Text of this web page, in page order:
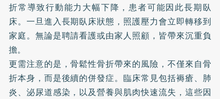
折常導致行動能力大幅下降，患者可能因此長期臥
床。一旦進入長期臥床狀態，照護壓力會立即轉移到
家庭。無論是聘請看護或由家人照顧，皆帶來沉重負
擔。
更需注意的是，骨鬆性骨折帶來的風險，不僅來自骨
折本身，而是後續的併發症。臨床常見包括褥瘡、肺
炎、泌尿道感染，以及營養與肌肉快速流失，這些因